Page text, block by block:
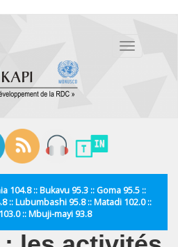
Toggle
104.8 :: Bukavu 95.3 :: Goma 95.5 ::
:: Lubumbashi 95.8 :: Matadi 102.0 ::
:: Mbuji-mayi 93.8